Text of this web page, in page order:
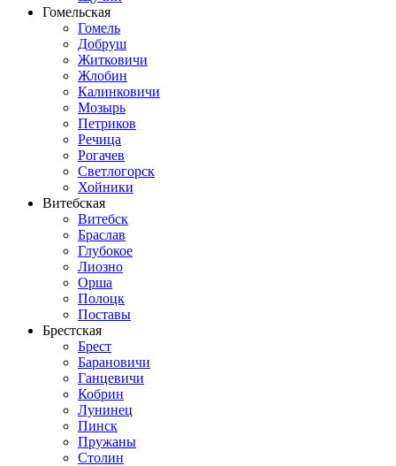
Гомельская
Гомель
Добруш
Житковичи
Жлобин
Калинковичи
Мозырь
Петриков
Речица
Рогачев
Светлогорск
Хойники
Витебская
Витебск
Браслав
Глубокое
Лиозно
Орша
Полоцк
Поставы
Брестская
Брест
Барановичи
Ганцевичи
Кобрин
Лунинец
Пинск
Пружаны
Столин